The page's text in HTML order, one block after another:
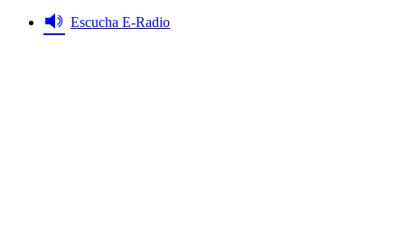
Saltar
Escucha E-Radio